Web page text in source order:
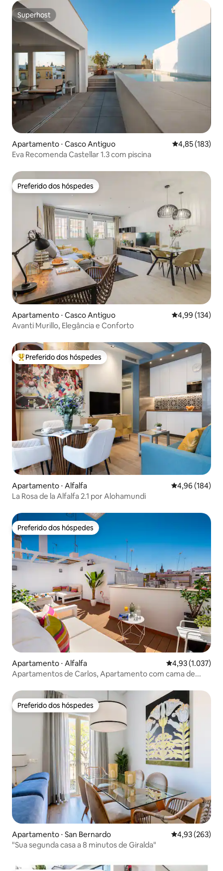
Superhost
Superhost
Apartamento ⋅ Casco Antiguo 4,85 de uma
4,85 (183)
Eva Recomenda Castellar 1.3 com piscina
Preferido dos hóspedes
Preferido dos hóspedes
Apartamento ⋅ Casco Antiguo 4,99 de uma
4,99 (134)
Avanti Murillo, Elegância e Conforto
Entre os melhores preferidos dos hóspedes
Preferido dos hóspedes
Apartamento ⋅ Alfalfa 4,96 de uma
4,96 (184)
La Rosa de la Alfalfa 2.1 por Alohamundi
Preferido dos hóspedes
Preferido dos hóspedes
Apartamento ⋅ Alfalfa 4,93 de uma
4,93 (1.037)
Apartamentos de Carlos, Apartamento com cama de...
Preferido dos hóspedes
Preferido dos hóspedes
Apartamento ⋅ San Bernardo 4,93 de uma
4,93 (263)
"Sua segunda casa a 8 minutos de Giralda"